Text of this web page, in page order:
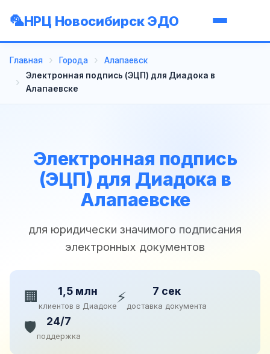
НРЦ Новосибирск ЭДО
Главная Города
Алапаевск
Электронная подпись (ЭЦП) для Диадока в
Алапаевске
Электронная подпись
(ЭЦП) для Диадока в
Алапаевске
для юридически значимого подписания
электронных документов
🏢 1,5 млн
клиентов в Диадоке⚡ 7 сек
доставка документа
🛡️ 24/7
поддержка